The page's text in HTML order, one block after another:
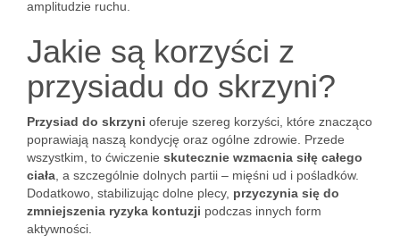
amplitudzie ruchu.
Jakie są korzyści z
przysiadu do skrzyni?
Przysiad do skrzyni oferuje szereg korzyści, które znacząco
poprawiają naszą kondycję oraz ogólne zdrowie. Przede
wszystkim, to ćwiczenie skutecznie wzmacnia siłę całego
ciała , a szczególnie dolnych partii – mięśni ud i pośladków.
Dodatkowo, stabilizując dolne plecy, przyczynia się do
zmniejszenia ryzyka kontuzji podczas innych form
aktywności.